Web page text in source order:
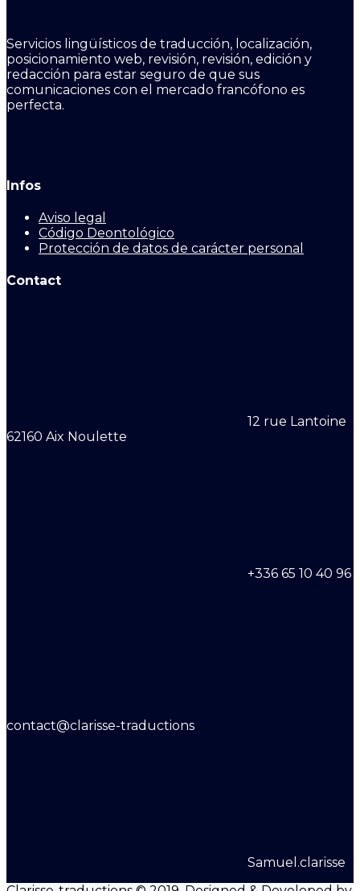
Servicios lingüísticos de traducción, localización,
posicionamiento web, revisión, revisión, edición y
redacción para estar seguro de que sus
comunicaciones con el mercado francófono es
perfecta.
Infos
Aviso legal
Código Deontológico
Protección de datos de carácter personal
Contact
12 rue Lantoine
62160 Aix Noulette
+336 65 10 40 96
contact@clarisse-traductions
Samuel.clarisse